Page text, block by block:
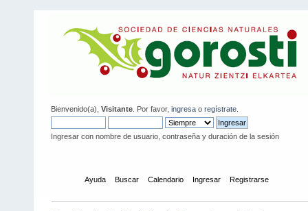
Bienvenido(a), Visitante . Por favor, ingresa o regístrate
Ingresar con nombre de usuario, contraseña y duración de la sesión
Ayuda Buscar Calendario Ingresar Registrarse